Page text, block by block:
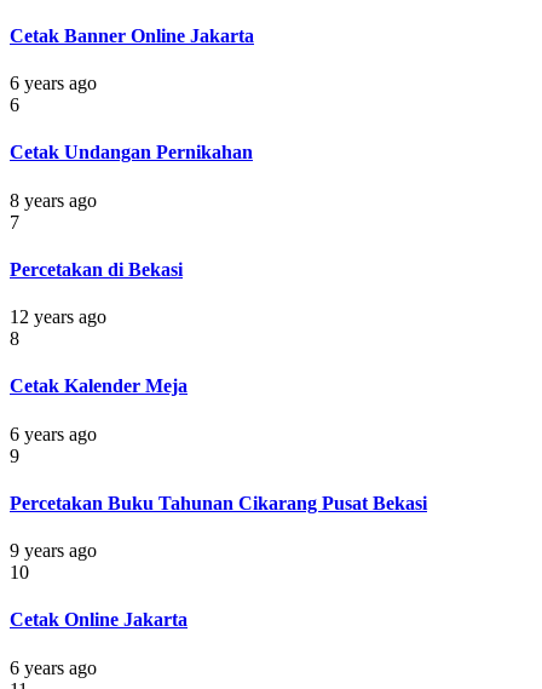
Cetak Banner Online Jakarta
6 years ago
6
Cetak Undangan Pernikahan
8 years ago
7
Percetakan di Bekasi
12 years ago
8
Cetak Kalender Meja
6 years ago
9
Percetakan Buku Tahunan Cikarang Pusat Bekasi
9 years ago
10
Cetak Online Jakarta
6 years ago